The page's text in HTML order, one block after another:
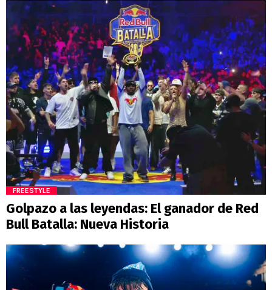
FREESTYLE
Golpazo a las leyendas: El ganador de Red
Bull Batalla: Nueva Historia